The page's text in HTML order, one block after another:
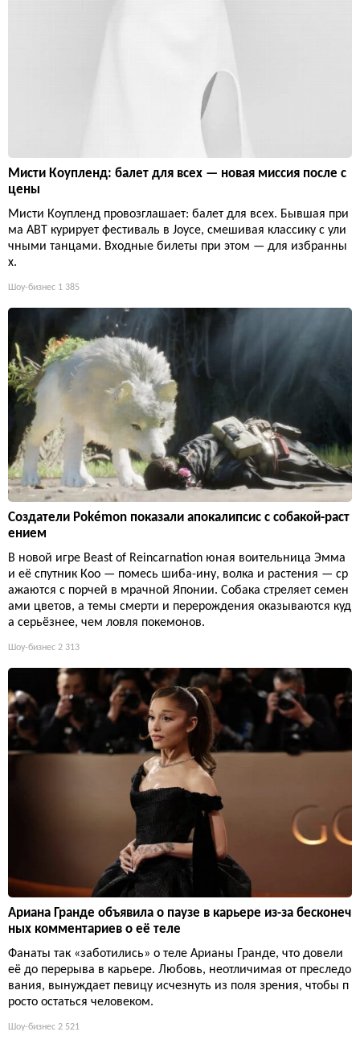
Мисти Коупленд: балет для всех — новая миссия после с
цены
Мисти Коупленд провозглашает: балет для всех. Бывшая при
ма ABT курирует фестиваль в Joyce, смешивая классику с ули
чными танцами. Входные билеты при этом — для избранны
х.
Шоу-бизнес 1 385
Создатели Pokémon показали апокалипсис с собакой-раст
ением
В новой игре Beast of Reincarnation юная воительница Эмма
и её спутник Кoo — помесь шиба-ину, волка и растения — ср
ажаются с порчей в мрачной Японии. Собака стреляет семен
ами цветов, а темы смерти и перерождения оказываются куд
а серьёзнее, чем ловля покемонов.
Шоу-бизнес 2 313
Ариана Гранде объявила о паузе в карьере из-за бесконеч
ных комментариев о её теле
Фанаты так «заботились» о теле Арианы Гранде, что довели
её до перерыва в карьере. Любовь, неотличимая от преследо
вания, вынуждает певицу исчезнуть из поля зрения, чтобы п
росто остаться человеком.
Шоу-бизнес 2 521